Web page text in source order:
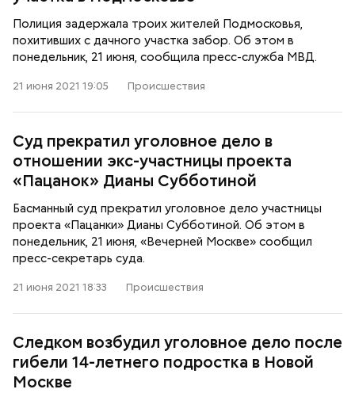
Полиция задержала троих жителей Подмосковья,
похитивших с дачного участка забор. Об этом в
понедельник, 21 июня, сообщила пресс-служба МВД.
21 июня 2021 19:05 Происшествия
Суд прекратил уголовное дело в
отношении экс-участницы проекта
«Пацанок» Дианы Субботиной
Басманный суд прекратил уголовное дело участницы
проекта «Пацанки» Дианы Субботиной. Об этом в
понедельник, 21 июня, «Вечерней Москве» сообщил
пресс-секретарь суда.
21 июня 2021 18:33 Происшествия
Следком возбудил уголовное дело после
гибели 14-летнего подростка в Новой
Москве